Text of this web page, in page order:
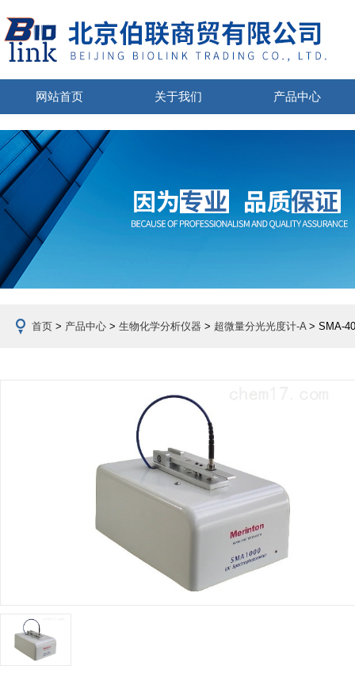
网站首页 关于我们 产品中心
首页 > 产品中心 > 生物化学分析仪器 > 超微量分光光度计-A> SMA-